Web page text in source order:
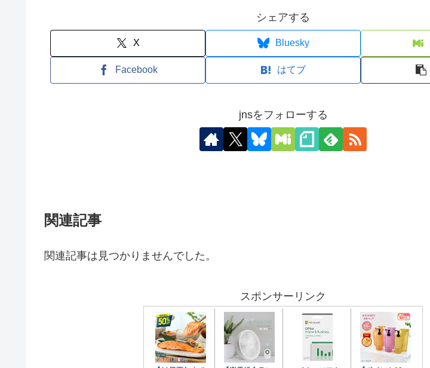
シェアする
X Bluesky
Facebook はてブ
jnsをフォローする
関連記事
関連記事は見つかりませんでした。
スポンサーリンク